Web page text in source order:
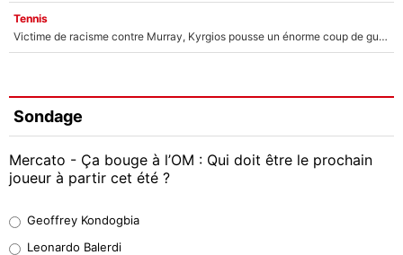
Tennis
Victime de racisme contre Murray, Kyrgios pousse un énorme coup de gueule !
Sondage
Mercato - Ça bouge à l’OM : Qui doit être le prochain
joueur à partir cet été ?
38%
Geoffrey Kondogbia
Leonardo Balerdi